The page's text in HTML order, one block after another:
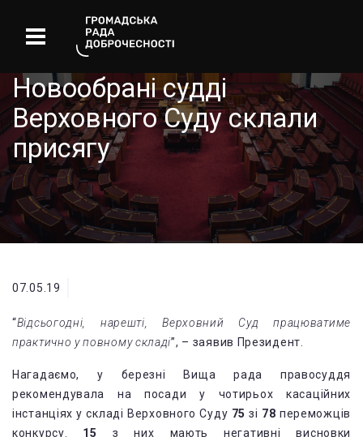
Новообрані судді
Верховного Суду склали
присягу
07.05.19
“Відсьогодні, нарешті, Верховний Суд працюватиме
практично у повному складі”, – заявив Президент.
Нагадаємо, у березні Вища рада правосуддя
рекомендувала на посади у чотирьох касаційних
інстанціях у складі Верховного Суду 75 зі 78 переможців
конкурсу. 15
з них мають негативні висновки